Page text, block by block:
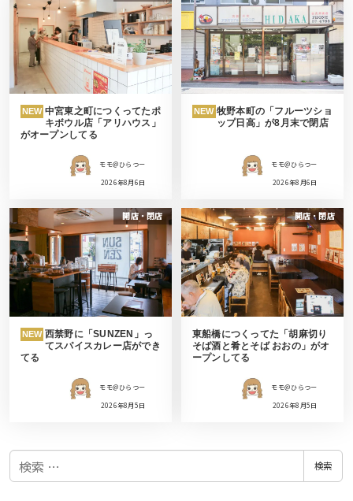
NEW 中宮東之町につくってたポ
キボウル店「アリハウス」
がオープンしてる
モモ＠ひらつー
2026年8月6日
NEW 牧野本町の「フルーツショ
ップ日高」が8月末で閉店
モモ＠ひらつー
2026年8月6日
開店・閉店
NEW 西禁野に「SUNZEN」っ
てスパイスカレー店ができ
てる
モモ＠ひらつー
2026年8月5日
開店・閉店
東船橋につくってた「胡麻切り
そば酒と肴とそば おおの」がオ
ープンしてる
モモ＠ひらつー
2026年8月5日
検
検索